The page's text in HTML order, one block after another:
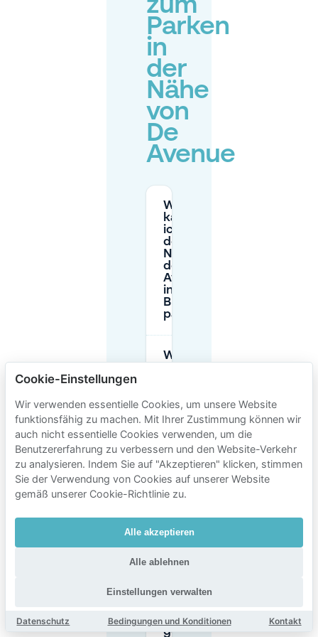
zum
Parken
in
der
Nähe
von
De
Avenue
Wo
kann
ich in
der
Nähe
der De
Avenue
in
Breda
parken?
Wie hoch sind
Parkgarage
De Barones?
Gibt es
kostenloses
Parken in
der Nähe
Avenue?
Ist De
oder
Autos
geeignet?
Cookie-Einstellungen
Wir verwenden essentielle Cookies, um unsere Website
funktionsfähig zu machen. Mit Ihrer Zustimmung können wir
auch nicht essentielle Cookies verwenden, um die
Benutzererfahrung zu verbessern und den Website-Verkehr
zu analysieren. Indem Sie auf "Akzeptieren" klicken, stimmen
Sie der Verwendung von Cookies auf unserer Website
gemäß unserer Cookie-Richtlinie zu.
Alle akzeptieren
Alle ablehnen
Einstellungen verwalten
Datenschutz Bedingungen und Konditionen Kontakt